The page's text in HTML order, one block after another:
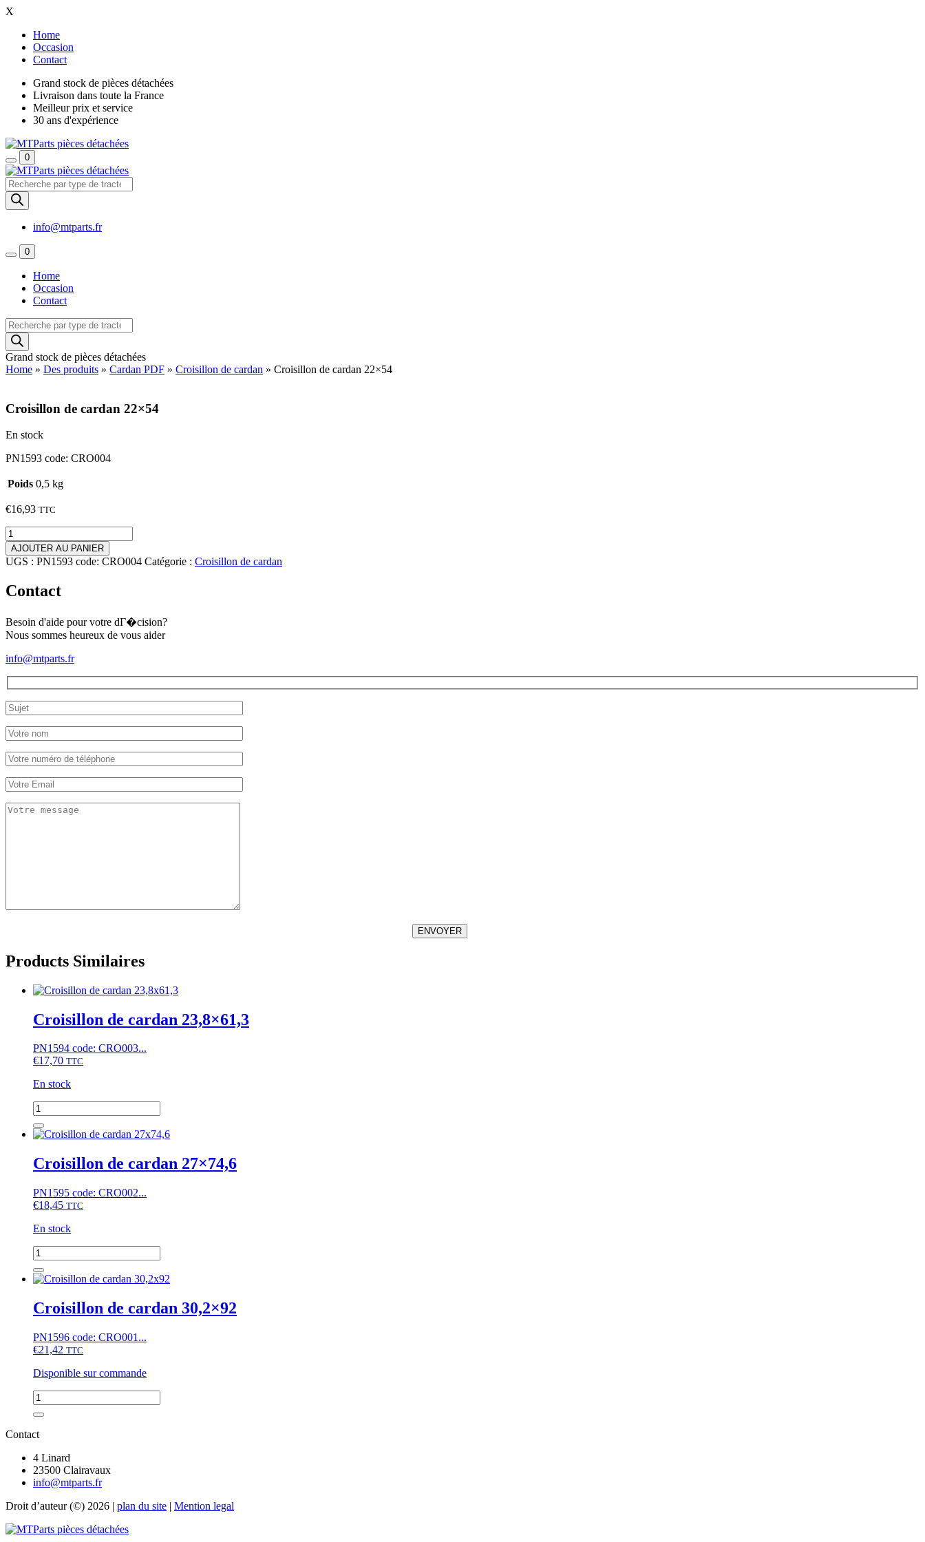
X
Home
Occasion
Contact
Grand stock de pièces détachées
Livraison dans toute la France
Meilleur prix et service
30 ans d'expérience
0
Recherche
de
produits
info@mtparts.fr
0
Home
Occasion
Contact
Recherche
de
produits
Grand stock de pièces détachées
Home » Des produits » Cardan PDF » Croisillon de cardan » Croisillon de cardan 22×54
Croisillon de cardan 22×54
En stock
PN1593 code: CRO004
Poids 0,5 kg
€16,93 TTC
quantité
de
Croisillon
de
22x54
AJOUTER AU PANIER
UGS : PN1593 code: CRO004 Catégorie : Croisillon de cardan
Contact
Besoin d'aide pour votre dГ�cision?
Nous sommes heureux de vous aider
info@mtparts.fr
ENVOYER
Products Similaires
Croisillon de cardan 23,8×61,3
PN1594 code: CRO003...
€17,70 TTC
En stock
quantité
de
Croisillon
cardan
23,8x61,3
Croisillon de cardan 27×74,6
PN1595 code: CRO002...
€18,45 TTC
En stock
quantité
de
Croisillon
cardan
27x74,6
Croisillon de cardan 30,2×92
PN1596 code: CRO001...
€21,42 TTC
Disponible sur commande
quantité
de
Croisillon
de
30,2x92
Contact
4 Linard
23500 Clairavaux
info@mtparts.fr
Droit d’auteur (©) 2026 | plan du site | Mention legal